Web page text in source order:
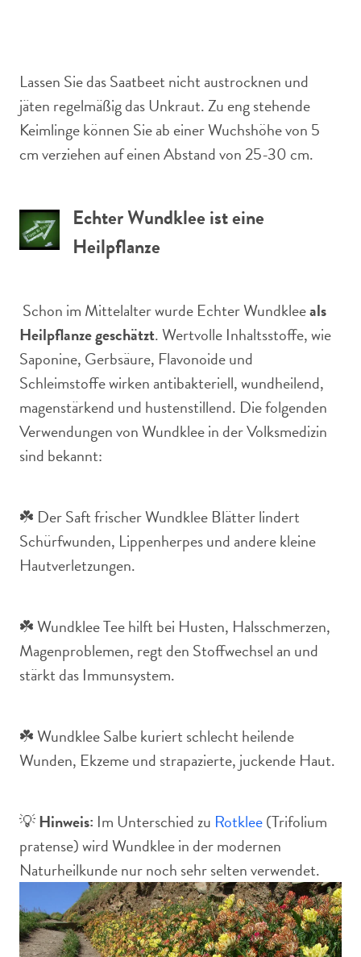
Lassen Sie das Saatbeet nicht austrocknen und
jäten regelmäßig das Unkraut. Zu eng stehende
Keimlinge können Sie ab einer Wuchshöhe von 5
cm verziehen auf einen Abstand von 25-30 cm.
Echter Wundklee ist eine
Heilpflanze
Schon im Mittelalter wurde Echter Wundkleeals
Heilpflanze geschätzt. Wertvolle Inhaltsstoffe, wie
Saponine, Gerbsäure, Flavonoide und
Schleimstoffe wirken antibakteriell, wundheilend,
magenstärkend und hustenstillend. Die folgenden
Verwendungen von Wundklee in der Volksmedizin
sind bekannt:
☘️ Der Saft frischer Wundklee Blätter lindert
Schürfwunden, Lippenherpes und andere kleine
Hautverletzungen.
☘️ Wundklee Tee hilft bei Husten, Halsschmerzen,
Magenproblemen, regt den Stoffwechsel an und
stärkt das Immunsystem.
☘️ Wundklee Salbe kuriert schlecht heilende
Wunden, Ekzeme und strapazierte, juckende Haut.
💡Hinweis: Im Unterschied zu Rotklee(Trifolium
pratense) wird Wundklee in der modernen
Naturheilkunde nur noch sehr selten verwendet.